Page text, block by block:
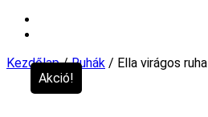
Kezdőlap/Ruhák / Ella virágos ruha
Akció!